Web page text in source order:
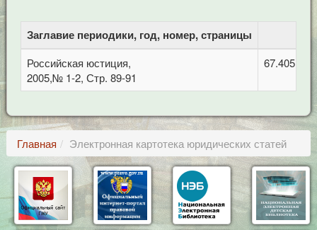
Заглавие периодики, год, номер, страницы
Российская юстиция,
2005,№ 1-2, Стр. 89-91
67.405
Главная Электронная картотека юридических статей